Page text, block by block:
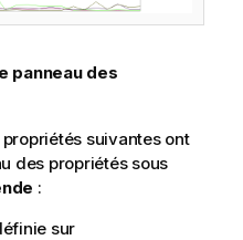
panneau des
suivantes ont
des propriétés sous
:
sur